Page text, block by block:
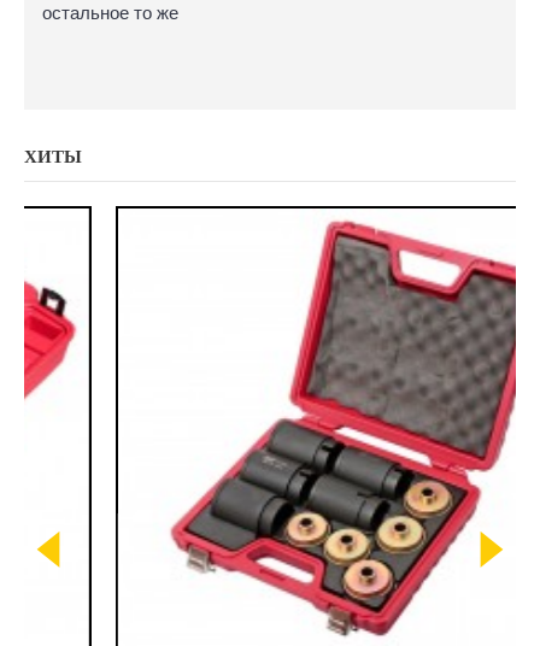
остальное то же
ХИТЫ